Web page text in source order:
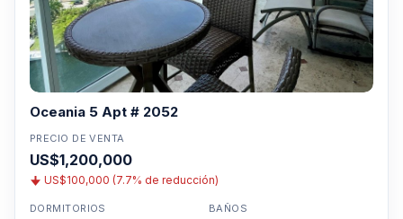
Oceania 5 Apt # 2052
PRECIO DE VENTA
US$1,200,000
US$100,000 (7.7% de reducción)
DORMITORIOS BAÑOS